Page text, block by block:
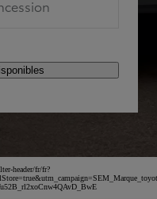
header/fr/fr?